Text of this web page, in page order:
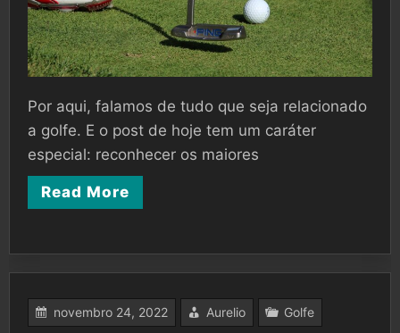
Por aqui, falamos de tudo que seja relacionado
a golfe. E o post de hoje tem um caráter
especial: reconhecer os maiores
Read More
novembro 24, 2022 Aurelio Golfe